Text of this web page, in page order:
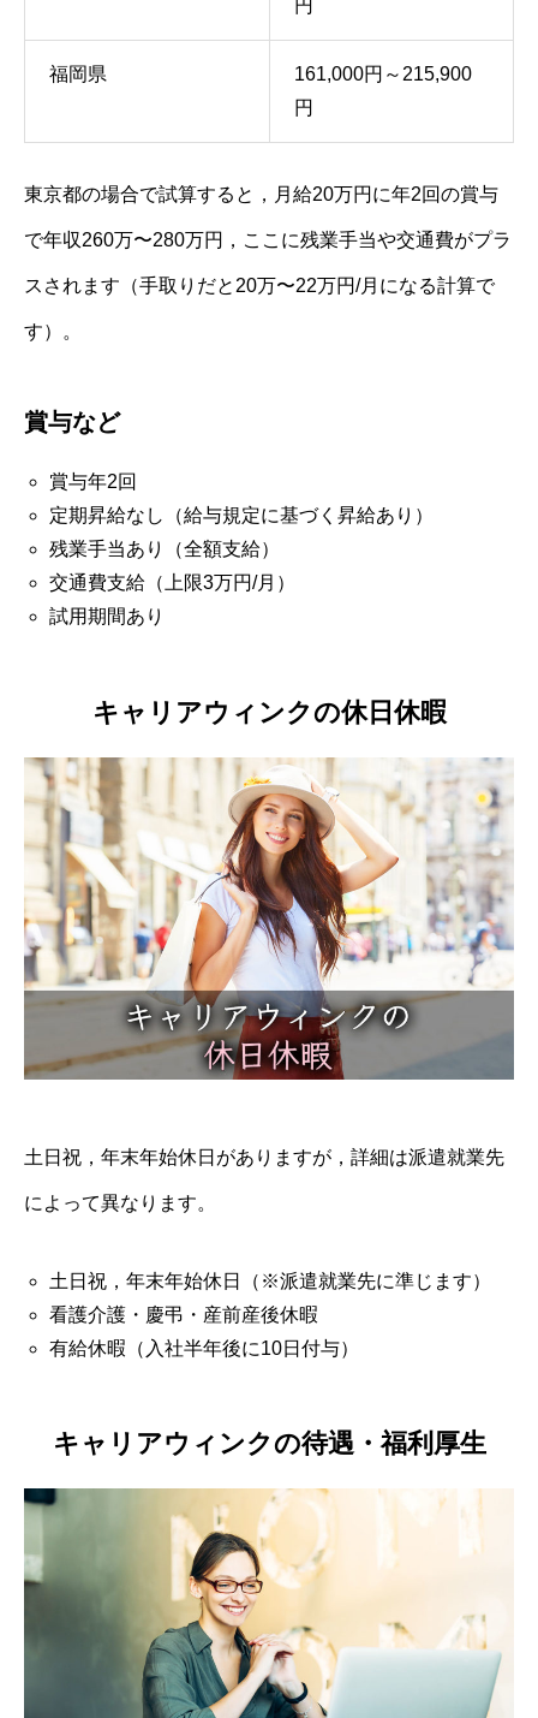
円
福岡県
161,000円～215,900
円
東京都の場合で試算すると，月給20万円に年2回の賞与
で年収260万〜280万円，ここに残業手当や交通費がプラ
スされます（手取りだと20万〜22万円/月になる計算で
す）。
賞与など
賞与年2回
定期昇給なし（給与規定に基づく昇給あり）
残業手当あり（全額支給）
交通費支給（上限3万円/月）
試用期間あり
キャリアウィンクの休日休暇
土日祝，年末年始休日がありますが，詳細は派遣就業先
によって異なります。
土日祝，年末年始休日（※派遣就業先に準じます）
看護介護・慶弔・産前産後休暇
有給休暇（入社半年後に10日付与）
キャリアウィンクの待遇・福利厚生